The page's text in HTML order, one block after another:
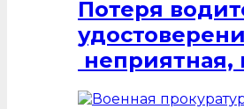
Потеря
неприятная,